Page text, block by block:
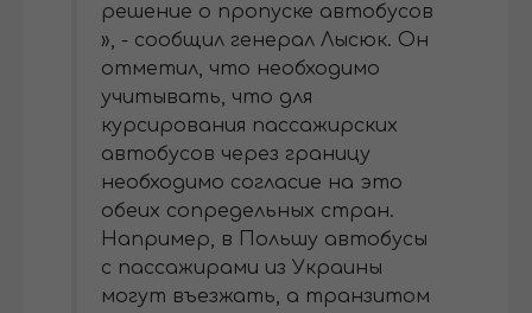
решение о пропуске автобусов
», - сообщил генерал Лысюк. Он
отметил, что необходимо
учитывать, что для
курсирования пассажирских
автобусов через границу
необходимо согласие на это
обеих сопредельных стран.
Например, в Польшу автобусы
с пассажирами из Украины
могут въезжать, а транзитом